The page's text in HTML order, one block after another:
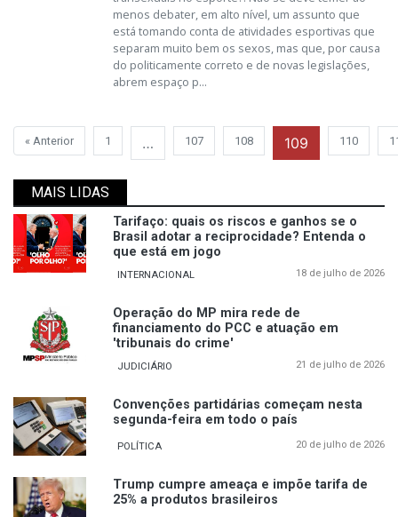
menos debater, em alto nível, um assunto que
está tomando conta de atividades esportivas que
separam muito bem os sexos, mas que, por causa
do politicamente correto e de novas legislações,
abrem espaço p...
« Anterior 1 … 107 108 109 110
MAIS LIDAS
Tarifaço: quais os riscos e ganhos se o
Brasil adotar a reciprocidade? Entenda o
que está em jogo
INTERNACIONAL 18 de julho de 2026
Operação do MP mira rede de
financiamento do PCC e atuação em
'tribunais do crime'
JUDICIÁRIO 21 de julho de 2026
Convenções partidárias começam nesta
segunda-feira em todo o país
POLÍTICA 20 de julho de 2026
Trump cumpre ameaça e impõe tarifa de
25% a produtos brasileiros